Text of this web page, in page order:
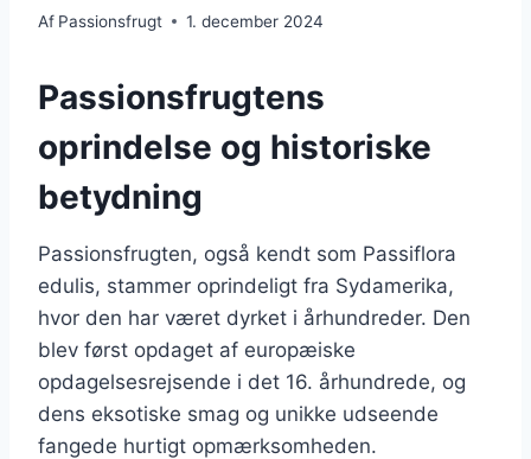
Af Passionsfrugt 1. december 2024
Passionsfrugtens
oprindelse og historiske
betydning
Passionsfrugten, også kendt som Passiflora
edulis, stammer oprindeligt fra Sydamerika,
hvor den har været dyrket i århundreder. Den
blev først opdaget af europæiske
opdagelsesrejsende i det 16. århundrede, og
dens eksotiske smag og unikke udseende
fangede hurtigt opmærksomheden.